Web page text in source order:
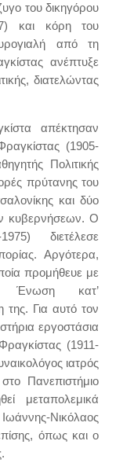
του δικηγόρου
και κόρη του
από τη
ανέπτυξε
διατελώντας
απέκτησαν
(1905-
Πολιτικής
πρύτανης του
και δύο
κυβερνήσεων. Ο
διετέλεσε
Αργότερα,
προμήθευε με
Ένωση κατ’
της. Για αυτό τον
εργοστάσια
(1911-
ιατρός
Πανεπιστήμιο
μεταπολεμικά
Νικόλαος
όπως και ο